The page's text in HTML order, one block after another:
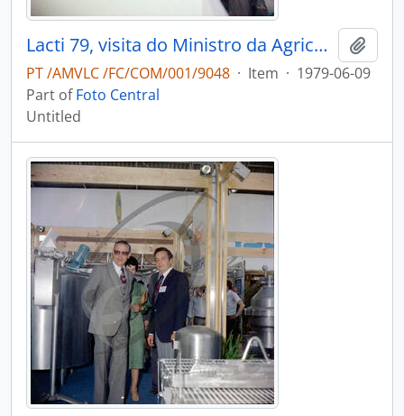
Lacti 79, visita do Ministro da Agricultura e Pescas e do Governador Civil de Aveiro
PT /AMVLC /FC/COM/001/9048 · Item · 1979-06-09
Part ofFoto Central
Untitled